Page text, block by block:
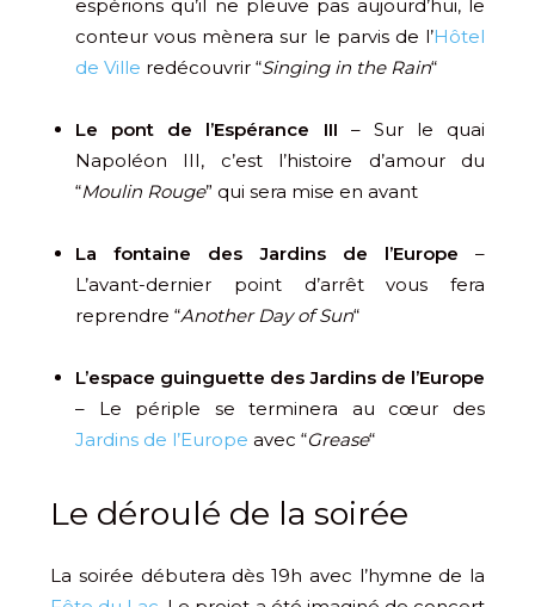
espérions qu’il ne pleuve pas aujourd’hui, le
conteur vous mènera sur le parvis de l’Hôtel
de Ville redécouvrir “Singing in the Rain“
Le pont de l’Espérance III – Sur le quai
Napoléon III, c’est l’histoire d’amour du
“Moulin Rouge” qui sera mise en avant
La fontaine des Jardins de l’Europe –
L’avant-dernier point d’arrêt vous fera
reprendre “Another Day of Sun“
L’espace guinguette des Jardins de l’Europe
– Le périple se terminera au cœur des
Jardins de l’Europe avec “Grease“
Le déroulé de la soirée
La soirée débutera dès 19h avec l’hymne de la